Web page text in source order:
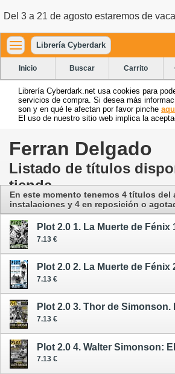
Del 3 a 21 de agosto estaremos de
Librería Cyberdark
Inicio Buscar Carrito
Librería Cyberdark.net usa cookies para
servicios de compra. Si desea más
son y en qué le afectan por favor pinche
El uso de nuestro sitio web implica la
Ferran Delgado
Listado de títulos
tienda
En este momento tenemos 4 títulos del
instalaciones y 4 en reposición o
Plot 2.0 1. La Muerte de Fénix
7.13 €
Plot 2.0 2. La Muerte de Fénix
7.13 €
7.13 €
7.13 €